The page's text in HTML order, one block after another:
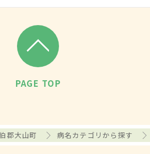
PAGE TOP
郡大山町 病名カテゴリから探す